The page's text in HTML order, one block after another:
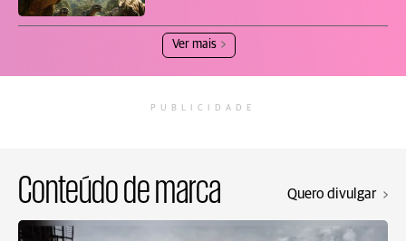
Ver mais
PUBLICIDADE
Conteúdo de marca Quero divulgar